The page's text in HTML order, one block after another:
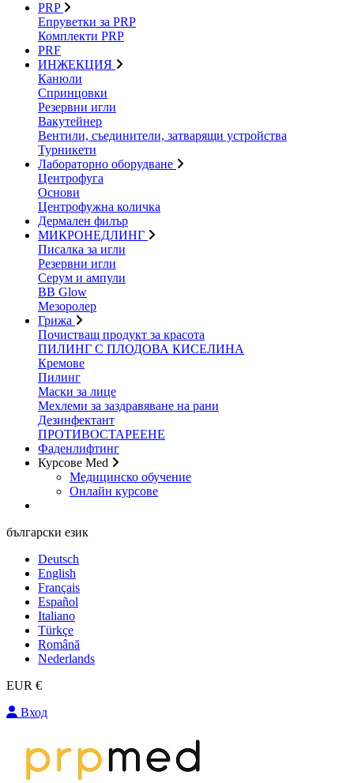
PRP
Епруветки за PRP
Комплекти PRP
PRF
ИНЖЕКЦИЯ
Канюли
Спринцовки
Резервни игли
Вакутейнер
Вентили, съединители, затварящи устройства
Турникети
Лабораторно оборудване
Центрофуга
Основи
Центрофужна количка
Дермален филър
МИКРОНЕДЛИНГ
Писалка за игли
Резервни игли
Серум и ампули
BB Glow
Мезоролер
Грижа
Почистващ продукт за красота
ПИЛИНГ С ПЛОДОВА КИСЕЛИНА
Кремове
Пилинг
Маски за лице
Мехлеми за заздравяване на рани
Дезинфектант
ПРОТИВОСТАРЕЕНЕ
Фаденлифтинг
Курсове Med
Медицинско обучение
Онлайн курсове
български език
Deutsch
English
Français
Español
Italiano
Türkçe
Română
Nederlands
EUR €
Вход